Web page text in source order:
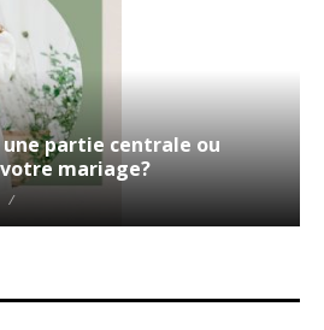
partie centrale ou
mariage?